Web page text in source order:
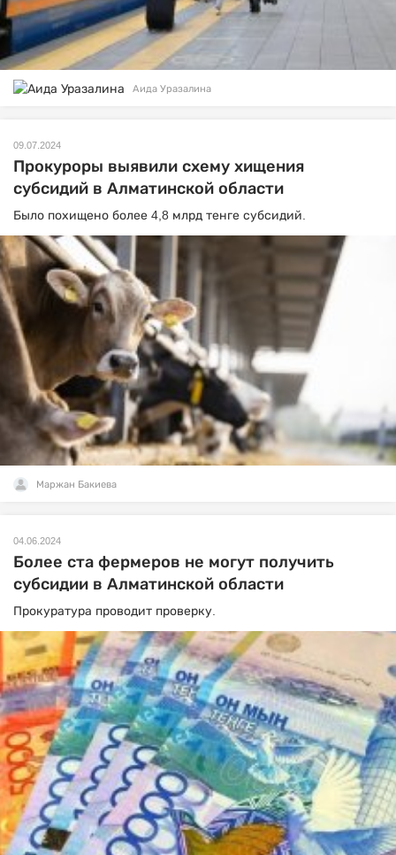
Аида Уразалина
09.07.2024
Прокуроры выявили схему хищения
субсидий в Алматинской области
Было похищено более 4,8 млрд тенге субсидий.
Маржан Бакиева
04.06.2024
Более ста фермеров не могут получить
субсидии в Алматинской области
Прокуратура проводит проверку.